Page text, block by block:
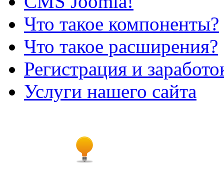
Что такое компоненты?
Что такое расширения?
Регистрация и
Услуги нашего сайта